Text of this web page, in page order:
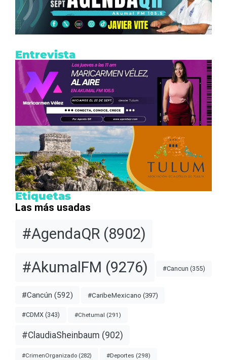
Entrevista
Etiquetas
Las más usadas
#AgendaQR (8902)
#AkumalFM (9276) #Cancun (355)
#Cancún (592) #CaribeMexicano (397)
#CDMX (343) #Chetumal (291)
#ClaudiaSheinbaum (902)
#CrimenOrganizado (282) #Deportes (298)